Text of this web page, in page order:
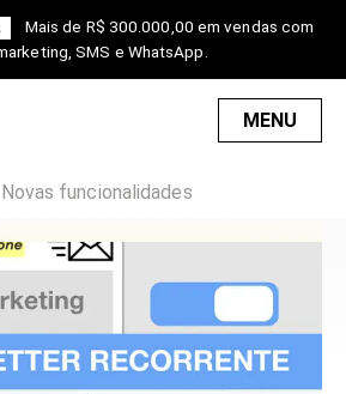
Mais de R$ 300.000,00 em vendas com
SMS e WhatsApp.
MENU
Novas funcionalidades